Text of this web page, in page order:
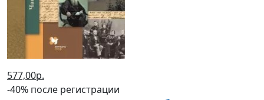
577,00р.
-40% после регистрации